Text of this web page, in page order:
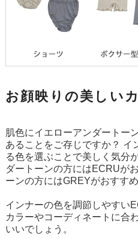
お顔映りの美しい
肌色にイエローアンダートー
あることをご存じですか？ イ
る色を選ぶことで美しく気分
ダートーンの方にはECRUが
ーンの方にはGREYがおすすめ
インナーの色を調節しやすい
カラーやコーディネートに合
いいでしょう。